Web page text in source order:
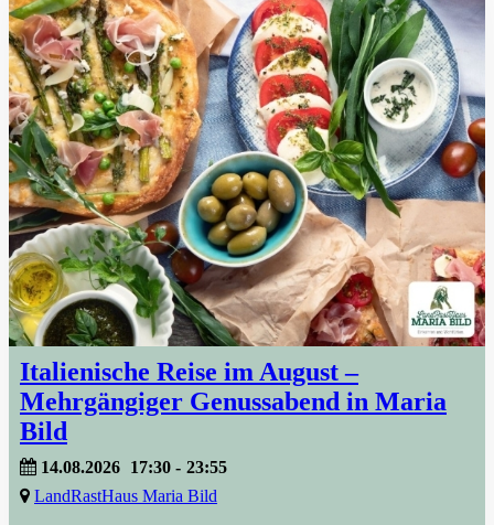
Italienische Reise im August –
Mehrgängiger Genussabend in Maria
Bild
14.08.2026 17:30 - 23:55
LandRastHaus Maria Bild